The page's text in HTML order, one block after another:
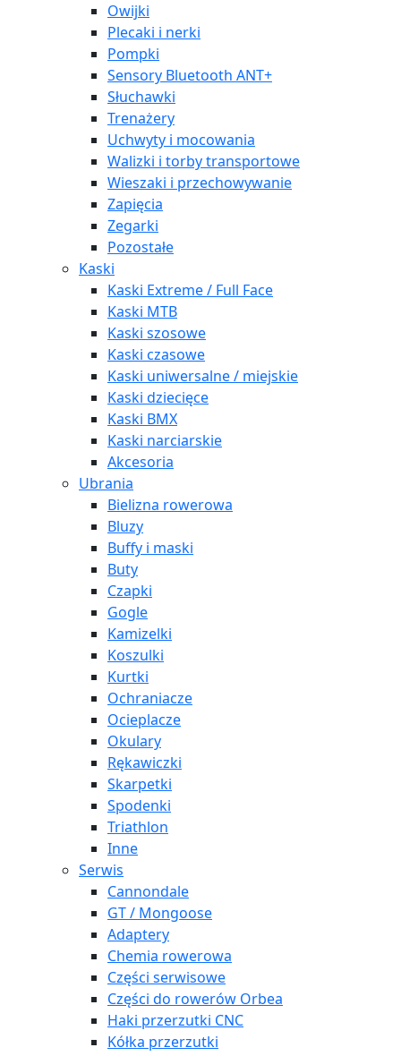
Owijki
Plecaki i nerki
Pompki
Sensory Bluetooth ANT+
Słuchawki
Trenażery
Uchwyty i mocowania
Walizki i torby transportowe
Wieszaki i przechowywanie
Zapięcia
Zegarki
Pozostałe
Kaski
Kaski Extreme / Full Face
Kaski MTB
Kaski szosowe
Kaski czasowe
Kaski uniwersalne / miejskie
Kaski dziecięce
Kaski BMX
Kaski narciarskie
Akcesoria
Ubrania
Bielizna rowerowa
Bluzy
Buffy i maski
Buty
Czapki
Gogle
Kamizelki
Koszulki
Kurtki
Ochraniacze
Ocieplacze
Okulary
Rękawiczki
Skarpetki
Spodenki
Triathlon
Inne
Serwis
Cannondale
GT / Mongoose
Adaptery
Chemia rowerowa
Części serwisowe
Części do rowerów Orbea
Haki przerzutki CNC
Kółka przerzutki